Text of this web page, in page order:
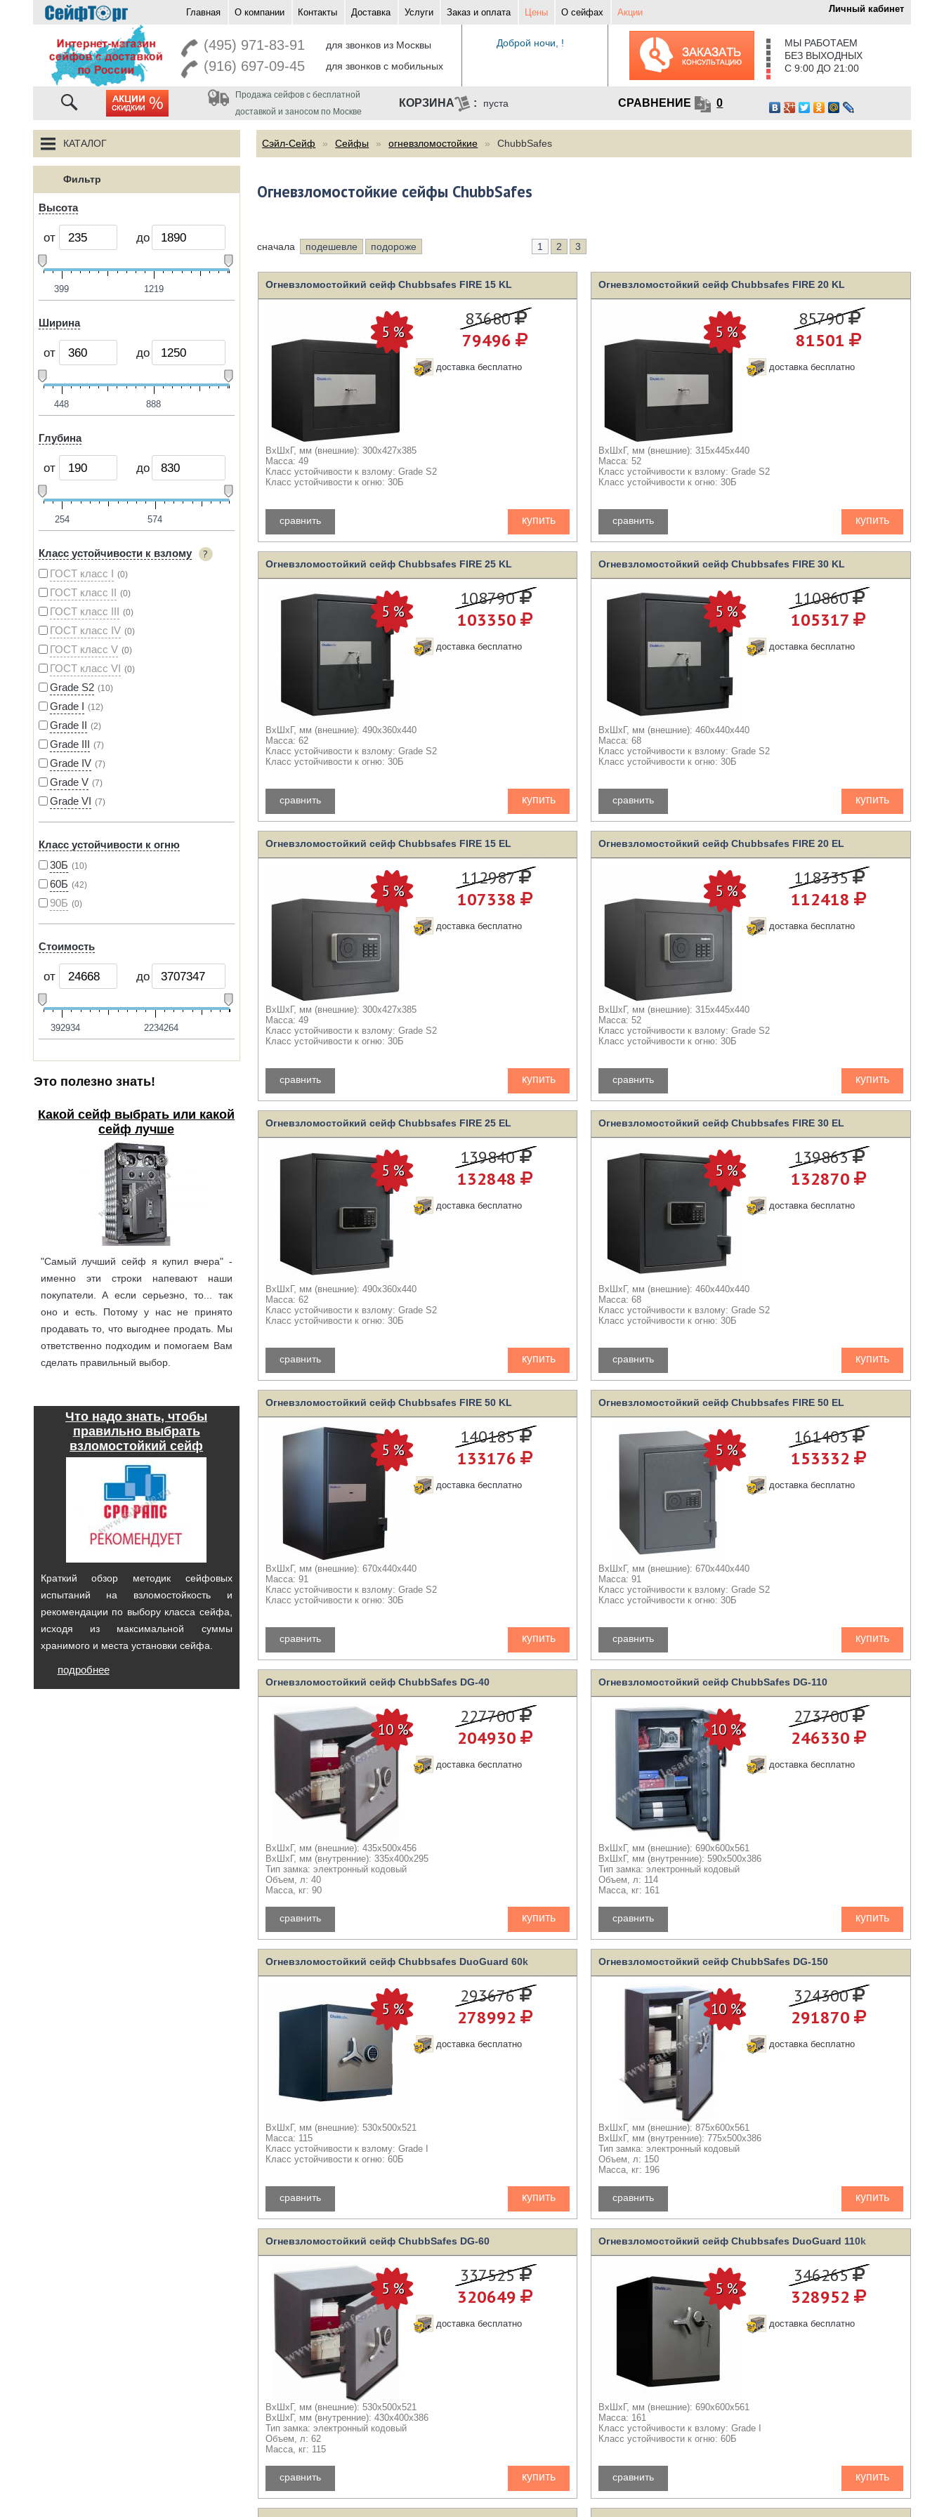
Главная О компании Контакты Доставка Услуги Заказ и оплата Цены О сейфах Акции Личный кабинет
(495) 971-83-91 для звонков из Москвы
(916) 697-09-45 для звонков с мобильных
Доброй ночи, !
МЫ РАБОТАЕМ
БЕЗ ВЫХОДНЫХ
С 9:00 ДО 21:00
акции
Продажа сейфов с бесплатной
доставкой и заносом по Москве
пуста СРАВНЕНИЕ 0
Сэйл-Сейф Сейфы огневзломостойкие ChubbSafes
Огневзломостойкие сейфы ChubbSafes
сначала подешевле подороже 1 2 3
Огневзломостойкий сейф Chubbsafes FIRE 15 KL
83680
79496
доставка бесплатно
ВхШхГ, мм (внешние): 300x427x385
Масса: 49
Класс устойчивости к взлому: Grade S2
Класс устойчивости к огню: 30Б
купить
сравнить
Огневзломостойкий сейф Chubbsafes FIRE 20 KL
85790
81501
доставка бесплатно
ВхШхГ, мм (внешние): 315x445x440
Масса: 52
Класс устойчивости к взлому: Grade S2
Класс устойчивости к огню: 30Б
купить
сравнить
Огневзломостойкий сейф Chubbsafes FIRE 25 KL
108790
103350
доставка бесплатно
ВхШхГ, мм (внешние): 490x360x440
Масса: 62
Класс устойчивости к взлому: Grade S2
Класс устойчивости к огню: 30Б
купить
сравнить
Огневзломостойкий сейф Chubbsafes FIRE 30 KL
110860
105317
доставка бесплатно
ВхШхГ, мм (внешние): 460x440x440
Масса: 68
Класс устойчивости к взлому: Grade S2
Класс устойчивости к огню: 30Б
купить
сравнить
Огневзломостойкий сейф Chubbsafes FIRE 15 EL
112987
107338
доставка бесплатно
ВхШхГ, мм (внешние): 300x427x385
Масса: 49
Класс устойчивости к взлому: Grade S2
Класс устойчивости к огню: 30Б
купить
сравнить
Огневзломостойкий сейф Chubbsafes FIRE 20 EL
118335
112418
доставка бесплатно
ВхШхГ, мм (внешние): 315x445x440
Масса: 52
Класс устойчивости к взлому: Grade S2
Класс устойчивости к огню: 30Б
купить
сравнить
Огневзломостойкий сейф Chubbsafes FIRE 25 EL
139840
132848
доставка бесплатно
ВхШхГ, мм (внешние): 490x360x440
Масса: 62
Класс устойчивости к взлому: Grade S2
Класс устойчивости к огню: 30Б
купить
сравнить
Огневзломостойкий сейф Chubbsafes FIRE 30 EL
139863
132870
доставка бесплатно
ВхШхГ, мм (внешние): 460x440x440
Масса: 68
Класс устойчивости к взлому: Grade S2
Класс устойчивости к огню: 30Б
купить
сравнить
Огневзломостойкий сейф Chubbsafes FIRE 50 KL
140185
133176
доставка бесплатно
ВхШхГ, мм (внешние): 670x440x440
Масса: 91
Класс устойчивости к взлому: Grade S2
Класс устойчивости к огню: 30Б
купить
сравнить
Огневзломостойкий сейф Chubbsafes FIRE 50 EL
161403
153332
доставка бесплатно
ВхШхГ, мм (внешние): 670x440x440
Масса: 91
Класс устойчивости к взлому: Grade S2
Класс устойчивости к огню: 30Б
купить
сравнить
Огневзломостойкий сейф ChubbSafes DG-40
227700
204930
доставка бесплатно
ВхШхГ, мм (внешние): 435x500x456
ВхШхГ, мм (внутренние): 335x400x295
Тип замка: электронный кодовый
Объем, л: 40
Масса, кг: 90
купить
сравнить
Огневзломостойкий сейф ChubbSafes DG-110
273700
246330
доставка бесплатно
ВхШхГ, мм (внешние): 690x600x561
ВхШхГ, мм (внутренние): 590x500x386
Тип замка: электронный кодовый
Объем, л: 114
Масса, кг: 161
купить
сравнить
Огневзломостойкий сейф Chubbsafes DuoGuard 60k
293676
278992
доставка бесплатно
ВхШхГ, мм (внешние): 530x500x521
Масса: 115
Класс устойчивости к взлому: Grade I
Класс устойчивости к огню: 60Б
купить
сравнить
Огневзломостойкий сейф ChubbSafes DG-150
324300
291870
доставка бесплатно
ВхШхГ, мм (внешние): 875x600x561
ВхШхГ, мм (внутренние): 775x500x386
Тип замка: электронный кодовый
Объем, л: 150
Масса, кг: 196
купить
сравнить
Огневзломостойкий сейф ChubbSafes DG-60
337525
320649
доставка бесплатно
ВхШхГ, мм (внешние): 530x500x521
ВхШхГ, мм (внутренние): 430x400x386
Тип замка: электронный кодовый
Объем, л: 62
Масса, кг: 115
купить
сравнить
Огневзломостойкий сейф Chubbsafes DuoGuard 110k
346265
328952
доставка бесплатно
ВхШхГ, мм (внешние): 690x600x561
Масса: 161
Класс устойчивости к взлому: Grade I
Класс устойчивости к огню: 60Б
купить
сравнить
КАТАЛОГ
Фильтр
Высота
от до
399 1219
Ширина
от до
448 888
Глубина
от до
254 574
Класс устойчивости к взлому
ГОСТ класс I
0
ГОСТ класс II 0
ГОСТ класс III 0
ГОСТ класс IV 0
ГОСТ класс V 0
ГОСТ класс VI 0
Grade S2 10
Grade I 12
Grade II 2
Grade III 7
Grade IV 7
Grade V 7
Grade VI 7
Класс устойчивости к огню
30Б
10
60Б 42
90Б 0
Стоимость
от до
392934 2234264
Это полезно знать!
Какой сейф выбрать или какой
сейф лучше
"Самый лучший сейф я купил вчера" -
именно эти строки напевают наши
покупатели. А если серьезно, то... так
оно и есть. Потому у нас не принято
продавать то, что выгоднее продать. Мы
ответственно подходим и помогаем Вам
сделать правильный выбор.
Что надо знать, чтобы
правильно выбрать
взломостойкий сейф
Краткий обзор методик сейфовых
испытаний на взломостойкость и
рекомендации по выбору класса сейфа,
исходя из максимальной суммы
хранимого и места установки сейфа.
подробнее